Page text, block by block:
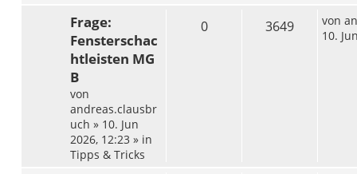
Frage:
Fensterschac
htleisten MG
B
von
andreas.clausbr
uch » 10. Jun
2026, 12:23 » in
Tipps & Tricks
0 3649 von
10.